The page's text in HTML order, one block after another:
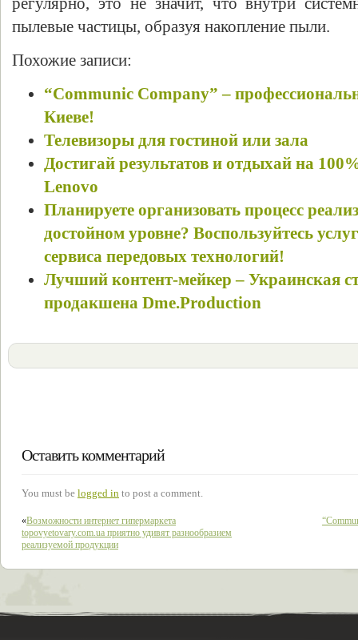
пылевые частицы, образуя накопление пыли.
Похожие записи:
“Communic Company” –
Киеве!
Телевизоры для гостиной или зала
Достигай результатов и отдыхай на
Lenovo
Планируете организовать процесс
достойном уровне? Воспользуйтесь
сервиса передовых технологий!
Лучший контент-мейкер – Украинская
продакшена Dme.Production
Оставить комментарий
You must be logged in to post a comment.
«Возможности интернет гипермаркета
topovyetovary.com.ua приятно удивят разнообразием
реализуемой продукции